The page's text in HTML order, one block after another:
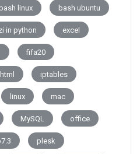
bash linux bash ubuntu
in python excel
fifa20
html iptables
linux mac
MySQL office
plesk